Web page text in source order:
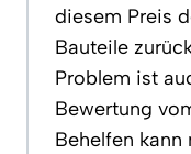
diesem Preis
Bauteile
Problem ist
Bewertung
Behelfen